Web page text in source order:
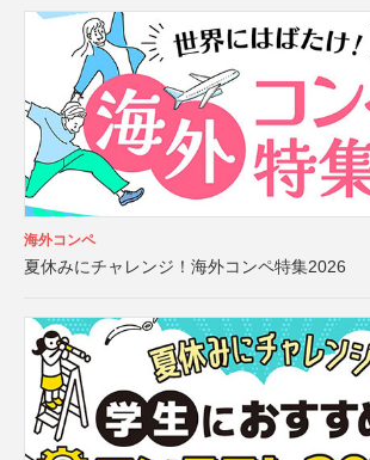
海外コンペ
夏休みにチャレンジ！海外コンペ特集2026